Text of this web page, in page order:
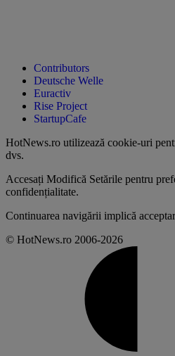
Contributors
Deutsche Welle
Euractiv
Rise Project
StartupCafe
HotNews.ro utilizează cookie-uri
dvs.
Accesați Modifică Setările pentru
confidențialitate.
Continuarea navigării implică
© HotNews.ro 2006-2026